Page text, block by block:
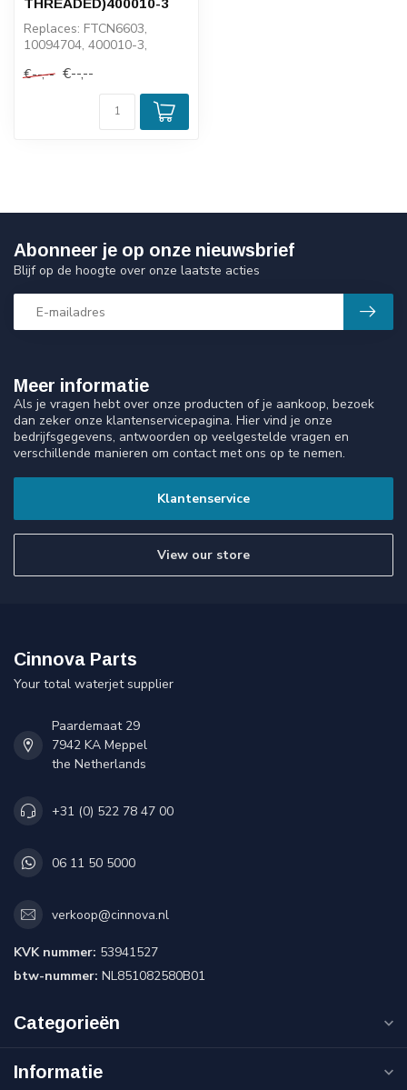
THREADED)400010-3
Replaces: FTCN6603,
10094704, 400010-3,
€--,-- €--,--
Meer informatie
Als je vragen hebt over onze producten of je aankoop, bezoek
dan zeker onze klantenservicepagina. Hier vind je onze
bedrijfsgegevens, antwoorden op veelgestelde vragen en
verschillende manieren om contact met ons op te nemen.
Klantenservice
View our store
Abonneer je op onze nieuwsbrief
Blijf op de hoogte over onze laatste acties
Cinnova Parts
Your total waterjet supplier
Paardemaat 29
7942 KA Meppel
the Netherlands
+31 (0) 522 78 47 00
06 11 50 5000
verkoop@cinnova.nl
KVK nummer: 53941527
btw-nummer: NL851082580B01
Categorieën
Informatie